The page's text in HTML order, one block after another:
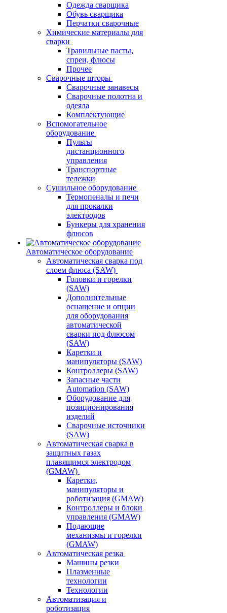
Одежда сварщика
Обувь сварщика
Перчатки сварочные
Химические материалы для
сварки
Травильные пасты,
спреи, флюсы
Прочее
Сварочные шторы
Сварочные занавесы
Сварочные полотна и
одеяла
Комплектующие
Вспомогательное
оборудование
Пульты
дистанционного
управления
Транспортные
тележки
Сушильное оборудование
Термопеналы и печи
для прокалки
электродов
Бункеры для хранения
флюсов
Автоматическое оборудование
Автоматическая сварка под
слоем флюса (SAW)
Головки и горелки
(SAW)
Дополнительные
оснащение и опции
для оборудования
автоматической
сварки под флюсом
(SAW)
Каретки и
манипуляторы (SAW)
Контроллеры (SAW)
Запасные части
Automation (SAW)
Оборудование для
позиционирования
изделий
Сварочные источники
(SAW)
Автоматическая сварка в
защитных газах
плавящимся электродом
(GMAW)
Каретки,
манипуляторы и
роботизация (GMAW)
Контроллеры и блоки
управления (GMAW)
Подающие
механизмы и горелки
(GMAW)
Автоматическая резка
Машины резки
Плазменные
технологии
Технологии
Автоматизация и
роботизация